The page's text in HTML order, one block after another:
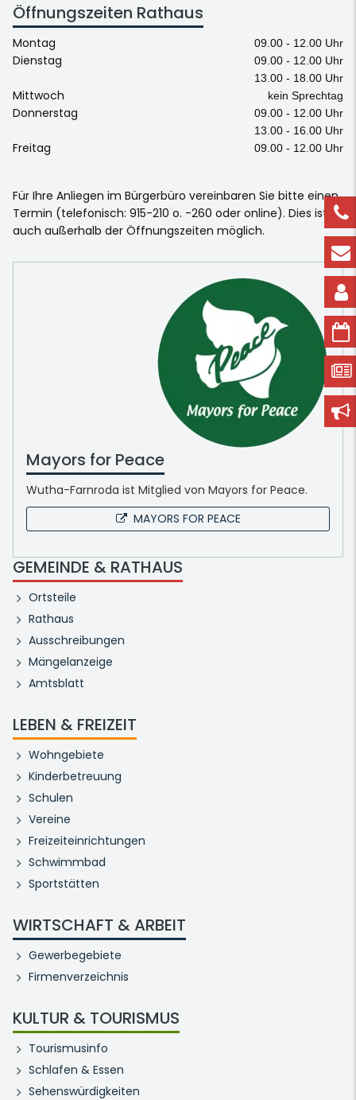
Öffnungszeiten Rathaus
Montag 09.00 - 12.00 Uhr
Dienstag
09.00 - 12.00 Uhr
13.00 - 18.00 Uhr
Mittwoch kein Sprechtag
Donnerstag
09.00 - 12.00 Uhr
13.00 - 16.00 Uhr
Freitag 09.00 - 12.00 Uhr
Für Ihre Anliegen im Bürgerbüro vereinbaren Sie bitte einen
Termin (telefonisch: 915-210 o. -260 oder online). Dies ist
auch außerhalb der Öffnungszeiten möglich.
Mayors for Peace
Wutha-Farnroda ist Mitglied von Mayors for Peace.
MAYORS FOR PEACE
GEMEINDE & RATHAUS
Ortsteile
Rathaus
Ausschreibungen
Mängelanzeige
Amtsblatt
LEBEN & FREIZEIT
Wohngebiete
Kinderbetreuung
Schulen
Vereine
Freizeiteinrichtungen
Schwimmbad
Sportstätten
WIRTSCHAFT & ARBEIT
Gewerbegebiete
Firmenverzeichnis
KULTUR & TOURISMUS
Tourismusinfo
Schlafen & Essen
Sehenswürdigkeiten